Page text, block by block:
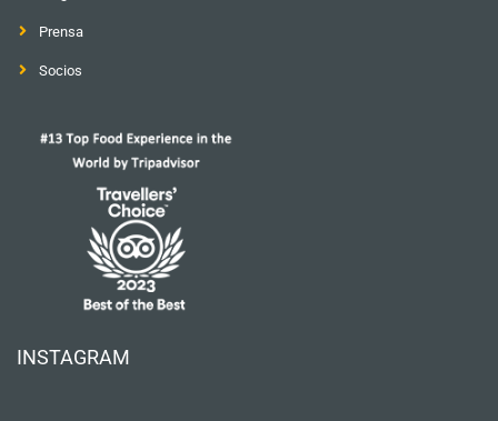
Prensa
Socios
INSTAGRAM